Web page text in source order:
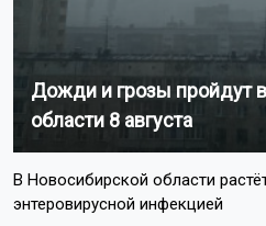
Дожди и грозы пройдут
области 8 августа
В Новосибирской области
энтеровирусной инфекцией